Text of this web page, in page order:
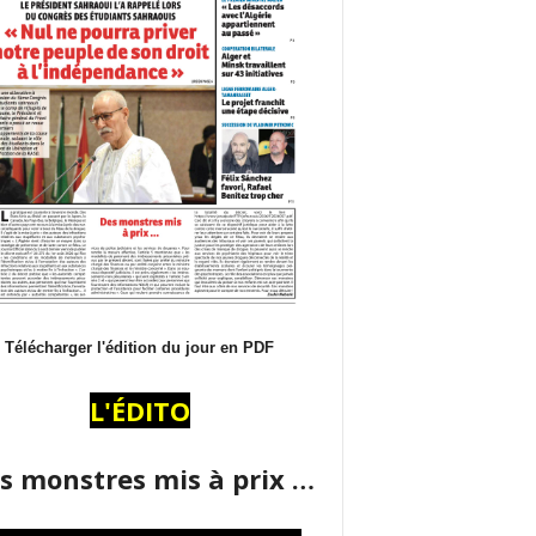
Télécharger l'édition du jour en PDF
L'ÉDITO
monstres mis à prix …